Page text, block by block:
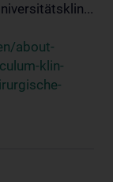
about-
klin-